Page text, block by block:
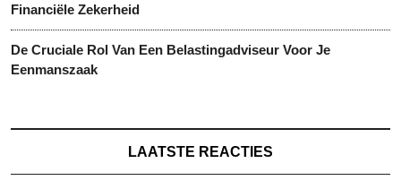
Financiële Zekerheid
De Cruciale Rol Van Een Belastingadviseur Voor Je
Eenmanszaak
LAATSTE REACTIES